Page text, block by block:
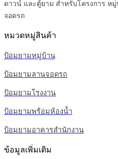
ดาวน์ และตู้ยาม สำหรับโครงการ ห
จอดรถ
หมวดหมู่สินค้า
ป้อมยามหมู่บ้าน
ป้อมยามลานจอดรถ
ป้อมยามโรงงาน
ป้อมยามพร้อมห้องน้ำ
ป้อมยามอาคารสำนักงาน
ข้อมูลเพิ่มเติม